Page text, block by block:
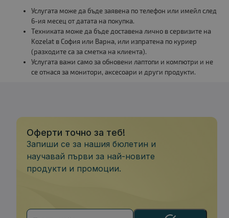
Услугата може да бъде заявена по телефон или имейл след
6-ия месец от датата на покупка.
Техниката може да бъде доставена лично в сервизите на
Kozelat в София или Варна, или изпратена по куриер
(разходите са за сметка на клиента).
Услугата важи само за обновени лаптопи и компютри и не
се отнася за монитори, аксесоари и други продукти.
Оферти точно за теб!
Запиши се за нашия бюлетин и
научавай първи за най-новите
продукти и промоции.